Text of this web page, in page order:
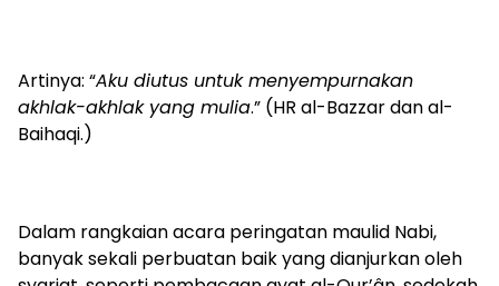
Artinya: “Aku diutus untuk menyempurnakan
akhlak-akhlak yang mulia.” (HR al-Bazzar dan al-
Baihaqi.)
Dalam rangkaian acara peringatan maulid Nabi,
banyak sekali perbuatan baik yang dianjurkan oleh